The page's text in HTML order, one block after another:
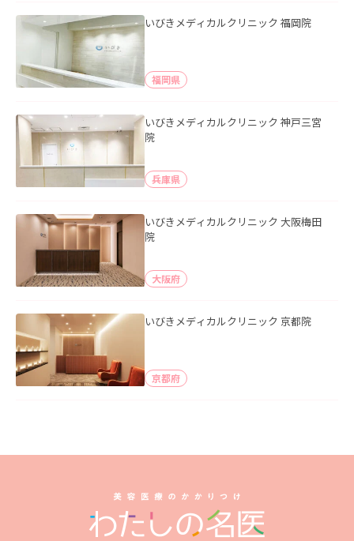
いびきメディカルクリニック 福岡院
福岡県
いびきメディカルクリニック 神戸三宮
院
兵庫県
いびきメディカルクリニック 大阪梅田
院
大阪府
いびきメディカルクリニック 京都院
京都府